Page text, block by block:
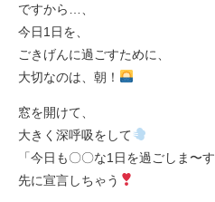
ですから…、
今日1日を、
ごきげんに過ごすために、
大切なのは、朝！
窓を開けて、
大きく深呼吸をして
「今日も〇〇な1日を過ごしま〜す
先に宣言しちゃう